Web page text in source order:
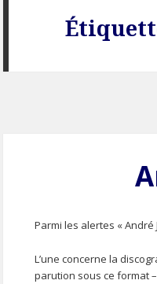
Parmi les alertes «
L’une concerne la
parution sous ce format